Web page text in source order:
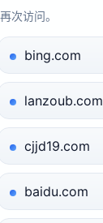
次访问。
bing.com
lanzoub.com
cjjd19.com
baidu.com